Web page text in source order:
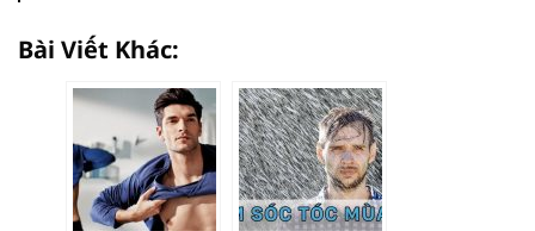
Bài Viết Khác: